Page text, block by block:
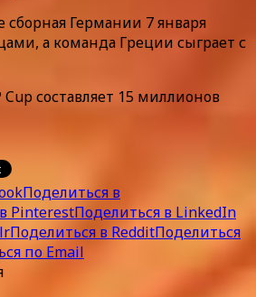
Германии 7 января
а команда Греции сыграет с
составляет 15 миллионов
Поделиться в
PinterestПоделиться в LinkedIn
Поделиться в RedditПоделиться
по Email